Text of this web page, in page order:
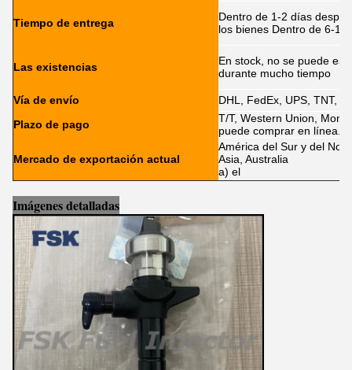
Tiempo de entrega
Dentro de 1-2 días
los bienes Dentro de 6-12
Las existencias
En stock, no se puede
durante mucho tiempo
Vía de envío
DHL, FedEx, UPS, TNT,
Plazo de pago
T/T, Western Union,
puede comprar en línea.
Mercado de exportación actual
América del Sur y del
Asia, Australia
a) el
Imágenes detalladas